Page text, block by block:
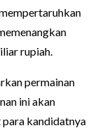
rupiah.
permainan
ini akan
kandidatnya